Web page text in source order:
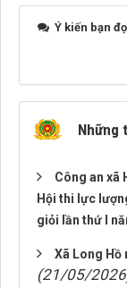
Ý kiến bạn
Những
Công an xã
Hội thi lực
giỏi lần thứ I
Xã Long Hồ
(21/05/